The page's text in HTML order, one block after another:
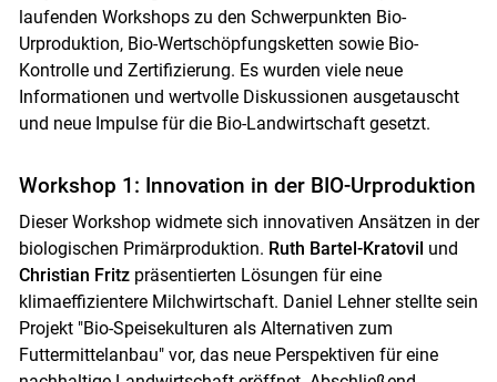
laufenden Workshops zu den Schwerpunkten Bio-
Urproduktion, Bio-Wertschöpfungsketten sowie Bio-
Kontrolle und Zertifizierung. Es wurden viele neue
Informationen und wertvolle Diskussionen ausgetauscht
und neue Impulse für die Bio-Landwirtschaft gesetzt.
Workshop 1: Innovation in der BIO-Urproduktion
Dieser Workshop widmete sich innovativen Ansätzen in der
biologischen Primärproduktion. Ruth Bartel-Kratovil und
Christian Fritzpräsentierten Lösungen für eine
klimaeffizientere Milchwirtschaft. Daniel Lehner stellte sein
Projekt "Bio-Speisekulturen als Alternativen zum
Futtermittelanbau" vor, das neue Perspektiven für eine